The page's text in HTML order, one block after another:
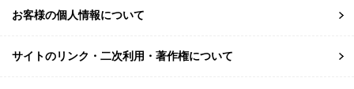
お客様の個人情報について
サイトのリンク・二次利用・著作権について